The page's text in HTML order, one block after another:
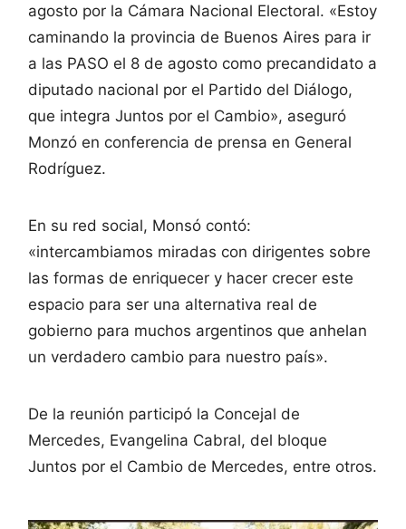
agosto por la Cámara Nacional Electoral. «Estoy
caminando la provincia de Buenos Aires para ir
a las PASO el 8 de agosto como precandidato a
diputado nacional por el Partido del Diálogo,
que integra Juntos por el Cambio», aseguró
Monzó en conferencia de prensa en General
Rodríguez.
En su red social, Monsó contó:
«intercambiamos miradas con dirigentes sobre
las formas de enriquecer y hacer crecer este
espacio para ser una alternativa real de
gobierno para muchos argentinos que anhelan
un verdadero cambio para nuestro país».
De la reunión participó la Concejal de
Mercedes, Evangelina Cabral, del bloque
Juntos por el Cambio de Mercedes, entre otros.